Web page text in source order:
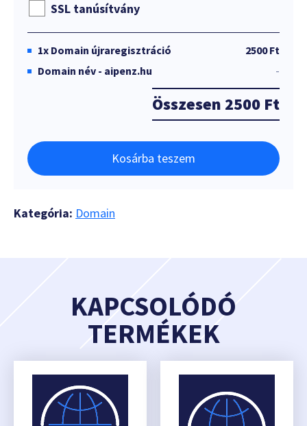
SSL tanúsítvány
1x Domain újraregisztráció
2500 Ft
Domain név - aipenz.hu
-
Összesen 2500 Ft
Kosárba teszem
Kategória: Domain
KAPCSOLÓDÓ
TERMÉKEK